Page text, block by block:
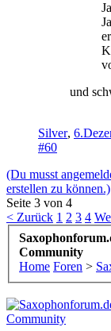
und
Silver,
#60
(Du musst
erstellen zu können.)
Seite 3 von 4
< Zurück 1 2 3 4
Community
Home Foren >